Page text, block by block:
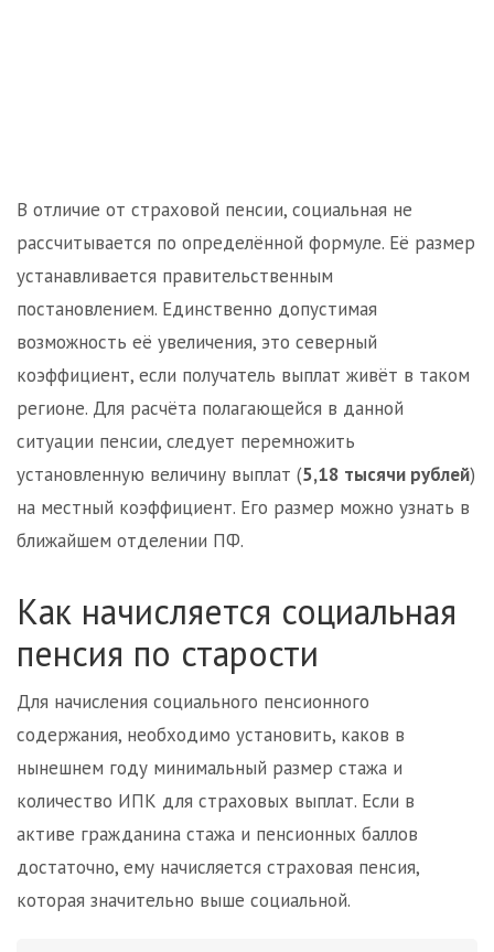
В отличие от страховой пенсии, социальная не
рассчитывается по определённой формуле. Её размер
устанавливается правительственным
постановлением. Единственно допустимая
возможность её увеличения, это северный
коэффициент, если получатель выплат живёт в таком
регионе. Для расчёта полагающейся в данной
ситуации пенсии, следует перемножить
установленную величину выплат (5,18 тысячи рублей)
на местный коэффициент. Его размер можно узнать в
ближайшем отделении ПФ.
Как начисляется социальная
пенсия по старости
Для начисления социального пенсионного
содержания, необходимо установить, каков в
нынешнем году минимальный размер стажа и
количество ИПК для страховых выплат. Если в
активе гражданина стажа и пенсионных баллов
достаточно, ему начисляется страховая пенсия,
которая значительно выше социальной.